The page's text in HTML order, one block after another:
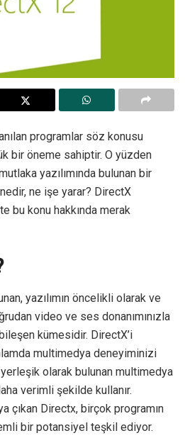
programlar söz konusu
bir öneme sahiptir. O yüzden
yazılımında bulunan bir
ne işe yarar? DirectX
bu konu hakkında merak
yazılımın öncelikli olarak ve
video ve ses donanımınızla
kümesidir. DirectX’i
multimedya deneyiminizi
yerleşik olarak bulunan multimedya
verimli şekilde kullanır.
çıkan Directx, birçok programın
bir potansiyel teşkil ediyor.